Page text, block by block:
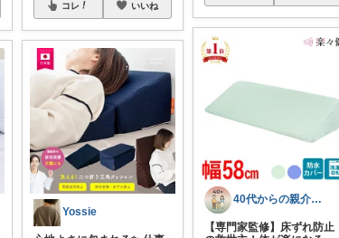
コレ いいね
Yossie
40代からの親介護 らくちゃんサポート
【専門家監修】床ずれ防止